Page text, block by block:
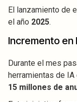
El lanzamiento de
el año 2025.
Incremento en
Durante el mes
herramientas de
15 millones de